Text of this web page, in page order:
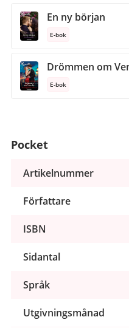
En ny början
E-bok
Drömmen om
E-bok
Pocket
Artikelnummer
Författare
ISBN
Sidantal
Språk
Utgivningsmånad